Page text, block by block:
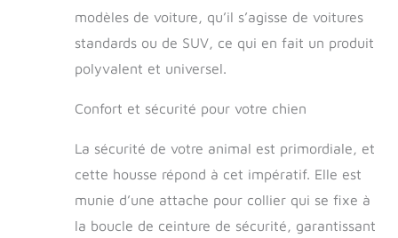
modèles de voiture, qu’il s’agisse de voitures
standards ou de SUV, ce qui en fait un produit
polyvalent et universel.
Confort et sécurité pour votre chien
La sécurité de votre animal est primordiale, et
cette housse répond à cet impératif. Elle est
munie d’une attache pour collier qui se fixe à
la boucle de ceinture de sécurité, garantissant